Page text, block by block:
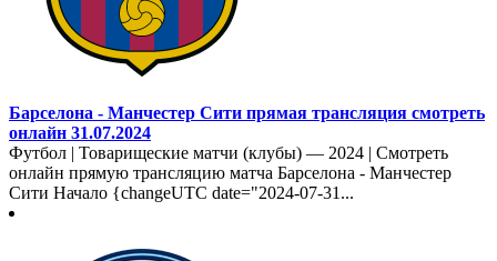
Барселона - Манчестер Сити прямая трансляция смотреть
онлайн 31.07.2024
Футбол | Товарищеские матчи (клубы) — 2024 | Смотреть
онлайн прямую трансляцию матча Барселона - Манчестер
Сити Начало {changeUTC date="2024-07-31...